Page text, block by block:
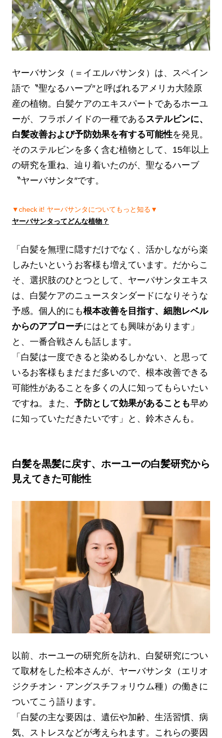
ヤーバサンタ（＝イエルバサンタ）は、スペイン
語で〝聖なるハーブ″と呼ばれるアメリカ大陸原
産の植物。白髪ケアのエキスパートであるホーユ
ーが、フラボノイドの一種である ステルビンに、
白髪改善および予防効果を有する可能性を発見。
そのステルビンを多く含む植物として、15年以上
の研究を重ね、辿り着いたのが、聖なるハーブ
〝ヤーバサンタ″です。
▼check it! ヤーバサンタについてもっと知る▼
ヤーバサンタってどんな植物？
「白髪を無理に隠すだけでなく、活かしながら楽
しみたいというお客様も増えています。だからこ
そ、選択肢のひとつとして、ヤーバサンタエキス
は、白髪ケアのニュースタンダードになりそうな
予感。個人的にも根本改善を目指す、細胞レベル
からのアプローチにはとても興味があります」
と、一番合戦さんも話します。
「白髪は一度できると染めるしかない、と思って
いるお客様もまだまだ多いので、根本改善できる
可能性があることを多くの人に知ってもらいたい
ですね。また、 予防として効果があることも早め
に知っていただきたいです」と、鈴木さんも。
白髪を黒髪に戻す、ホーユーの白髪研究から
見えてきた可能性
以前、ホーユーの研究所を訪れ、白髪研究につい
て取材をした松本さんが、ヤーバサンタ（エリオ
ジクチオン・アングスチフォリウム種）の働きに
ついてこう語ります。
「白髪の主な要因は、遺伝や加齢、生活習慣、病
気、ストレスなどが考えられます。これらの要因